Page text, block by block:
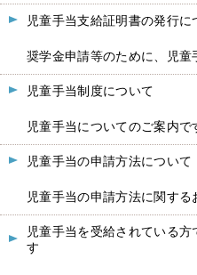
児童手当支給証明書の発行に
奨学金申請等のために、児童
児童手当制度について
児童手当についてのご案内で
児童手当の申請方法について
児童手当の申請方法に関する
児童手当を受給されている
す